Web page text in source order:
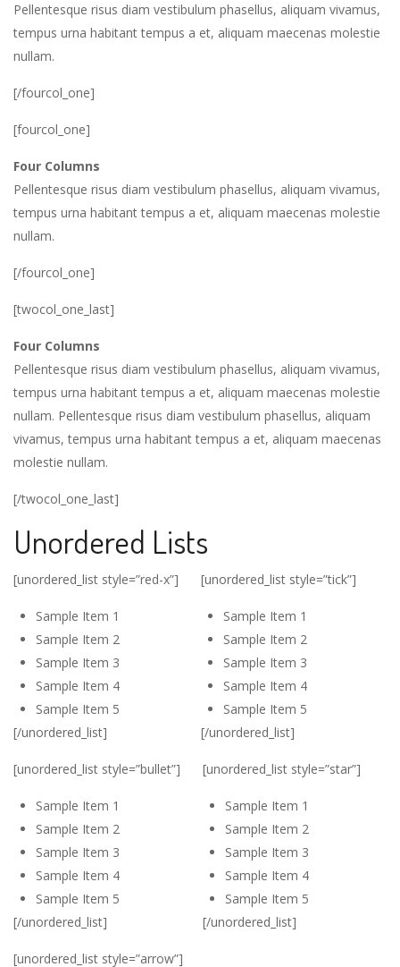
Pellentesque risus diam vestibulum phasellus, aliquam vivamus,
tempus urna habitant tempus a et, aliquam maecenas molestie
nullam.
[/fourcol_one]
[fourcol_one]
Four Columns
Pellentesque risus diam vestibulum phasellus, aliquam vivamus,
tempus urna habitant tempus a et, aliquam maecenas molestie
nullam.
[/fourcol_one]
[twocol_one_last]
Four Columns
Pellentesque risus diam vestibulum phasellus, aliquam vivamus,
tempus urna habitant tempus a et, aliquam maecenas molestie
nullam. Pellentesque risus diam vestibulum phasellus, aliquam
vivamus, tempus urna habitant tempus a et, aliquam maecenas
molestie nullam.
[/twocol_one_last]
Unordered Lists
[unordered_list style=”red-x”]
Sample Item 1
Sample Item 2
Sample Item 3
Sample Item 4
Sample Item 5
[/unordered_list]
[unordered_list style=”tick”]
Sample Item 1
Sample Item 2
Sample Item 3
Sample Item 4
Sample Item 5
[/unordered_list]
[unordered_list style=”bullet”]
Sample Item 1
Sample Item 2
Sample Item 3
Sample Item 4
Sample Item 5
[/unordered_list]
[unordered_list style=”star”]
Sample Item 1
Sample Item 2
Sample Item 3
Sample Item 4
Sample Item 5
[/unordered_list]
[unordered_list style=”arrow”]